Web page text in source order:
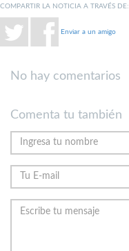
COMPARTIR LA NOTICIA A TRAVÉS DE:
Enviar a un amigo
No hay comentarios
Comenta tu también